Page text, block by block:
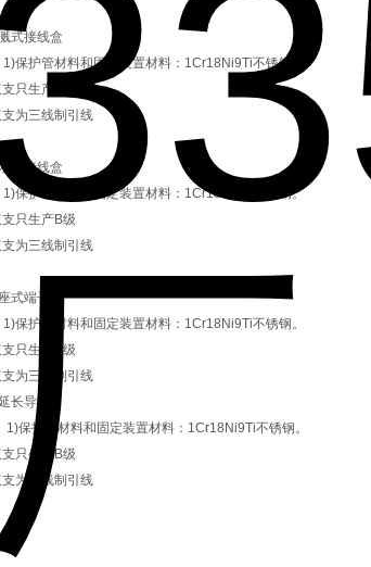
式接线盒
1)保护管材料和固定装置材料：1Cr18Ni9Ti不锈钢。
只生产B级
为三线制引线
式接线盒
1)保护管材料和固定装置材料：1Cr18Ni9Ti不锈钢。
只生产B级
为三线制引线
式端子
1)保护管材料和固定装置材料：1Cr18Ni9Ti不锈钢。
只生产B级
为三线制引线
长导线
1)保护管材料和固定装置材料：1Cr18Ni9Ti不锈钢。
只生产B级
为三线制引线